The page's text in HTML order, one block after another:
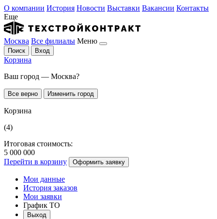
О компании История Новости Выставки Вакансии Контакты
Еще
Москва Все филиалы Меню
Поиск Вход
Корзина
Ваш город — Москва?
Все верно Изменить город
Корзина
(4)
Итоговая стоимость:
5 000 000
Перейти в корзину
Оформить заявку
Мои данные
История заказов
Мои заявки
График ТО
Выход